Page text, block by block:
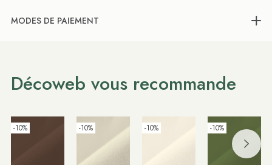
MODES DE PAIEMENT
Décoweb vous recommande
-10% -10% -10% -10%